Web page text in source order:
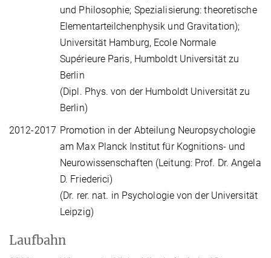
und Philosophie; Spezialisierung: theoretische
Elementarteilchenphysik und Gravitation);
Universität Hamburg, Ecole Normale
Supérieure Paris, Humboldt Universität zu
Berlin
(Dipl. Phys. von der Humboldt Universität zu
Berlin)
2012-2017 Promotion in der Abteilung Neuropsychologie
am Max Planck Institut für Kognitions- und
Neurowissenschaften (Leitung: Prof. Dr. Angela
D. Friederici)
(Dr. rer. nat. in Psychologie von der Universität
Leipzig)
Laufbahn